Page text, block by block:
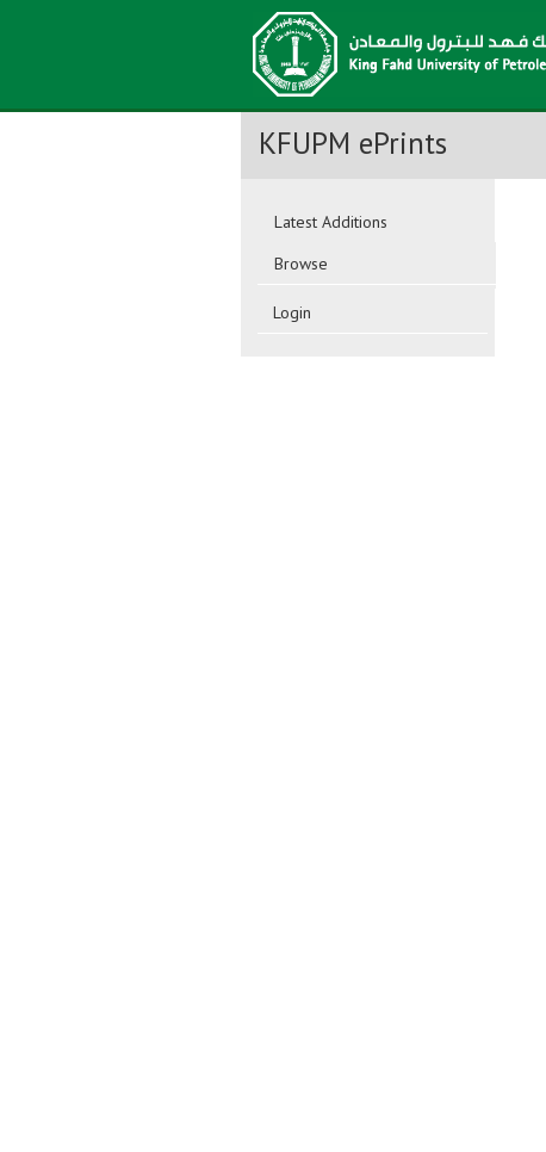
KFUPM ePrints
Latest Additions
Browse
Login